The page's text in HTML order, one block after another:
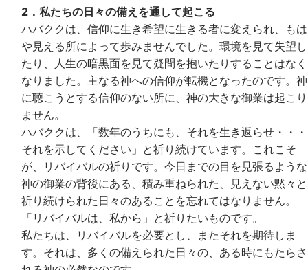
2．私たちの日々の備えを通して起こる
ハバククは、信仰に生き希望に生きる者に変えられ、もは
や見える所によって歩みませんでした。環境を見て失望し
たり、人生の暗黒面を見て疑問を抱いたりすることはなく
なりました。主なる神への信仰が転機となったのです。神
に聴こうとする信仰のない所に、神の大きな御業は起こり
ません。
ハバククは、「数年のうちにも、それを生き返らせ・・・
それを示してください」と祈り続けています。これこそ
が、リバイバルの祈りです。今日までの目を見張るような
神の御業の背後にある、積み重ねられた、見えない黙々と
祈り続けられた日々のあることを忘れてはなりません。
「リバイバルは、私から」と祈りたいものです。
私たちは、リバイバルを必要とし、またそれを期待しま
す。それは、多くの備えられた日々の、ある時にもたらさ